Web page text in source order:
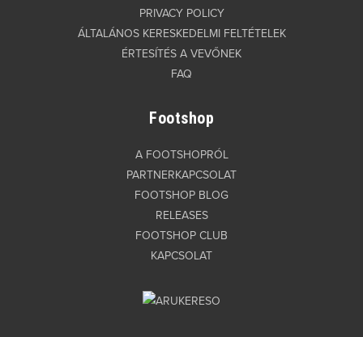
PRIVACY POLICY
ÁLTALÁNOS KERESKEDELMI FELTÉTELEK
ÉRTESÍTÉS A VEVŐNEK
FAQ
Footshop
A FOOTSHOPRÓL
PARTNERKAPCSOLAT
FOOTSHOP BLOG
RELEASES
FOOTSHOP CLUB
KAPCSOLAT